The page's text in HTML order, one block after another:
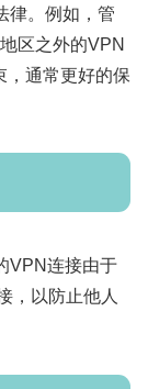
律。例如，管
区之外的VPN
，通常更好的保
VPN连接由于
，以防止他人